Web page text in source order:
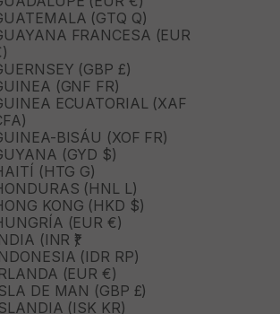
(GTQ Q)
FRANCESA (EUR
(GBP £)
(GNF FR)
ECUATORIAL (XAF
BISÁU (XOF FR)
(GYD $)
(HTG G)
(HNL L)
KONG (HKD $)
(EUR €)
(INR ₹)
(IDR RP)
(EUR €)
DE MAN (GBP £)
(ISK KR)